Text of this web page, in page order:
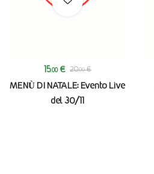
15.00 € 20.00 €
MENÙ DI NATALE: Evento Live
del 30/11